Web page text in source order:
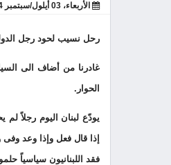
الأربعاء، 03 أيلول/سبتمبر 2014
رحل نسيب لحود رجل
غادرنا من أضاف الى
الحوار.
يودّع لبنان اليوم رجلاً
إذا قال فعل وإذا وعد
فقد اللبنانيون سياسياً